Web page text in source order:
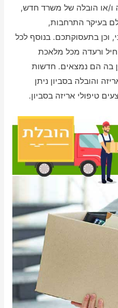
ו/או הובלה של משרד חדש,
בעיקר התרחבות,
וכן בתעסוקתכם. בנוסף לכל
ורעדה מכל מלאכת
בה הם נמצאים. חדשות
והובלה בסביון ניתן
טיפולי אריזה בסביון.